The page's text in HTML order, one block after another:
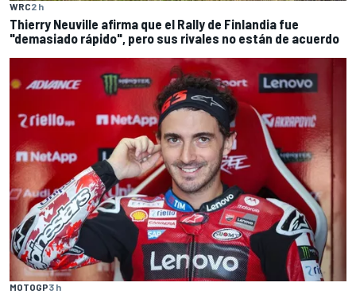
WRC2 h
Thierry Neuville afirma que el Rally de Finlandia fue
"demasiado rápido", pero sus rivales no están de acuerdo
MOTOGP3 h